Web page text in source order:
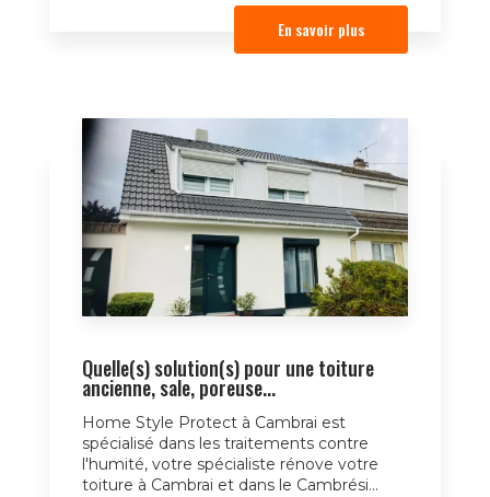
En savoir plus
Quelle(s) solution(s) pour une toiture
ancienne, sale, poreuse...
Home Style Protect à Cambrai est
spécialisé dans les traitements contre
l'humité, votre spécialiste rénove votre
toiture à Cambrai et dans le Cambrési...